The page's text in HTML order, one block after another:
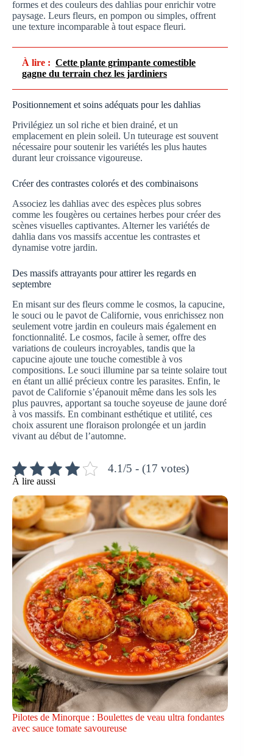
formes et des couleurs des dahlias pour enrichir votre
paysage. Leurs fleurs, en pompon ou simples, offrent
une texture incomparable à tout espace fleuri.
À lire : Cette plante grimpante comestible
gagne du terrain chez les jardiniers
Positionnement et soins adéquats pour les dahlias
Privilégiez un sol riche et bien drainé, et un
emplacement en plein soleil. Un tuteurage est souvent
nécessaire pour soutenir les variétés les plus hautes
durant leur croissance vigoureuse.
Créer des contrastes colorés et des combinaisons
Associez les dahlias avec des espèces plus sobres
comme les fougères ou certaines herbes pour créer des
scènes visuelles captivantes. Alterner les variétés de
dahlia dans vos massifs accentue les contrastes et
dynamise votre jardin.
Des massifs attrayants pour attirer les regards en
septembre
En misant sur des fleurs comme le cosmos, la capucine,
le souci ou le pavot de Californie, vous enrichissez non
seulement votre jardin en couleurs mais également en
fonctionnalité. Le cosmos, facile à semer, offre des
variations de couleurs incroyables, tandis que la
capucine ajoute une touche comestible à vos
compositions. Le souci illumine par sa teinte solaire tout
en étant un allié précieux contre les parasites. Enfin, le
pavot de Californie s’épanouit même dans les sols les
plus pauvres, apportant sa touche soyeuse de jaune doré
à vos massifs. En combinant esthétique et utilité, ces
choix assurent une floraison prolongée et un jardin
vivant au début de l’automne.
4.1/5 - (17 votes)
À lire aussi
Pilotes de Minorque : Boulettes de veau ultra fondantes
avec sauce tomate savoureuse